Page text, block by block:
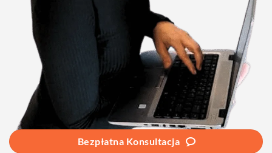
Bezpłatna Konsultacja